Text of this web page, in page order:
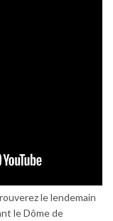
le lendemain
le Dôme de